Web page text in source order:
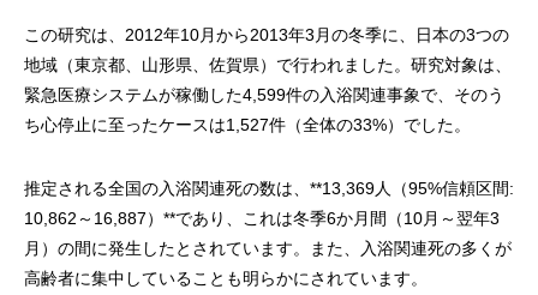
この研究は、2012年10月から2013年3月の冬季に、日本の3つの
地域（東京都、山形県、佐賀県）で行われました。研究対象は、
緊急医療システムが稼働した4,599件の入浴関連事象で、そのう
ち心停止に至ったケースは1,527件（全体の33%）でした。
推定される全国の入浴関連死の数は、**13,369人（95%信頼区間:
10,862～16,887）**であり、これは冬季6か月間（10月～翌年3
月）の間に発生したとされています。また、入浴関連死の多くが
高齢者に集中していることも明らかにされています。